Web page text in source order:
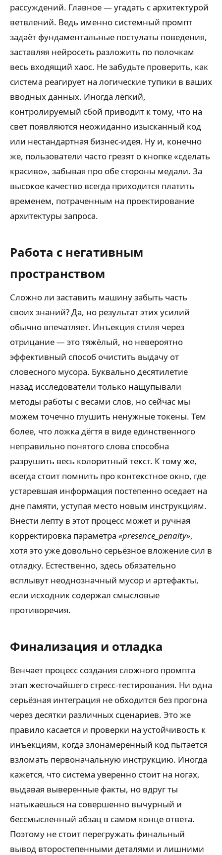
рассуждений. Главное — угадать с архитектурой
ветвлений. Ведь именно системный промпт
задаёт фундаментальные постулаты поведения,
заставляя нейросеть разложить по полочкам
весь входящий хаос. Не забудьте проверить, как
система реагирует на логические тупики в ваших
вводных данных. Иногда лёгкий,
контролируемый сбой приводит к тому, что на
свет появляются неожиданно изысканный код
или нестандартная бизнес-идея. Ну и, конечно
же, пользователи часто грезят о кнопке «сделать
красиво», забывая про обе стороны медали. За
высокое качество всегда приходится платить
временем, потраченным на проектирование
архитектуры запроса.
Работа с негативным
пространством
Сложно ли заставить машину забыть часть
своих знаний? Да, но результат этих усилий
обычно впечатляет. Инъекция стиля через
отрицание — это тяжёлый, но невероятно
эффективный способ очистить выдачу от
словесного мусора. Буквально десятилетие
назад исследователи только нащупывали
методы работы с весами слов, но сейчас мы
можем точечно глушить ненужные токены. Тем
более, что ложка дёгтя в виде единственного
неправильно понятого слова способна
разрушить весь колоритный текст. К тому же,
всегда стоит помнить про контекстное окно, где
устаревшая информация постепенно оседает на
дне памяти, уступая место новым инструкциям.
Внести лепту в этот процесс может и ручная
корректировка параметра «presence_penalty»,
хотя это уже довольно серьёзное вложение сил в
отладку. Естественно, здесь обязательно
всплывут неоднозначный мусор и артефакты,
если исходник содержал смысловые
противоречия.
Финализация и отладка
Венчает процесс создания сложного промпта
этап жесточайшего стресс-тестирования. Ни одна
серьёзная интеграция не обходится без прогона
через десятки различных сценариев. Это же
правило касается и проверки на устойчивость к
инъекциям, когда злонамеренный код пытается
взломать первоначальную инструкцию. Иногда
кажется, что система уверенно стоит на ногах,
выдавая выверенные факты, но вдруг ты
натыкаешься на совершенно вычурный и
бессмысленный абзац в самом конце ответа.
Поэтому не стоит перегружать финальный
вывод второстепенными деталями и лишними